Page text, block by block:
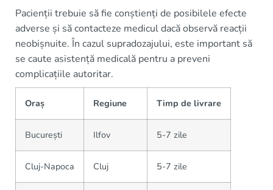
Pacienții trebuie să fie conștienți de posibilele efecte
adverse și să contacteze medicul dacă observă reacții
neobișnuite. În cazul supradozajului, este important să
se caute asistență medicală pentru a preveni
complicațiile autoritar.
Oraș Regiune Timp de livrare
București Ilfov 5-7 zile
Cluj-Napoca Cluj 5-7 zile